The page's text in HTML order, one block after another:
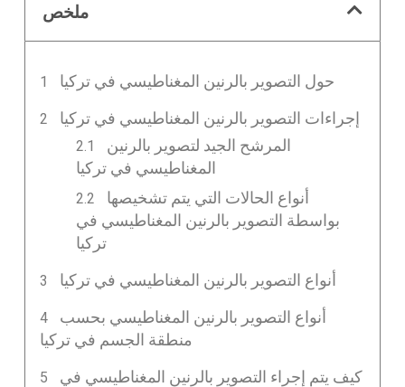
ملخص
حول التصوير بالرنين المغناطيسي في تركيا
إجراءات التصوير بالرنين المغناطيسي في تركيا
المرشح الجيد لتصوير بالرنين
المغناطيسي في تركيا
أنواع الحالات التي يتم تشخيصها
بواسطة التصوير بالرنين المغناطيسي في
تركيا
أنواع التصوير بالرنين المغناطيسي في تركيا
أنواع التصوير بالرنين المغناطيسي بحسب
منطقة الجسم في تركيا
كيف يتم إجراء التصوير بالرنين المغناطيسي في